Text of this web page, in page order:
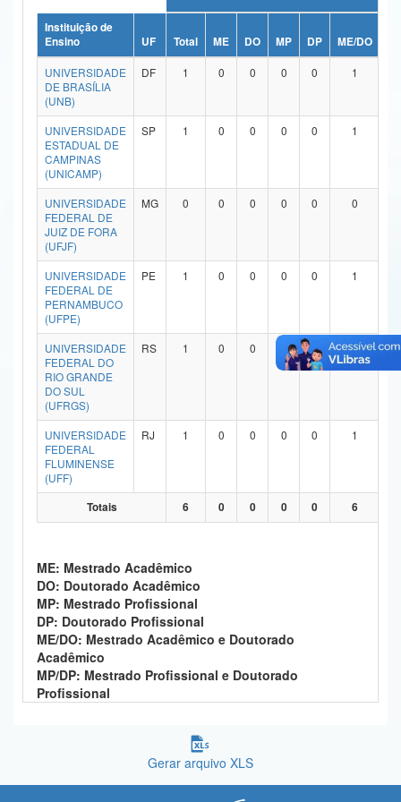
Ministério da Ciência, Tecnologia, Inovações e Comunicações
Ministério do Meio Ambiente
Ministério do Turismo
Ministério do Desenvolvimento Regional
Controladoria-Geral da União
Ministério da Mulher, da Família e dos Direitos Humanos
Secretaria-Geral
Secretaria de Governo
Gabinete de Segurança Institucional
Advocacia-Geral da União
Banco Central do Brasil
Instituição de
Ensino
UF Total ME DO MP DP ME/DO
UNIVERSIDADE
DE BRASÍLIA
(UNB)
DF 1 0 0 0 0 1
UNIVERSIDADE
ESTADUAL DE
CAMPINAS
(UNICAMP)
SP 1 0 0 0 0 1
UNIVERSIDADE
FEDERAL DE
JUIZ DE FORA
(UFJF)
MG 0 0 0 0 0 0
UNIVERSIDADE
FEDERAL DE
PERNAMBUCO
(UFPE)
PE 1 0 0 0 0 1
UNIVERSIDADE
FEDERAL DO
RIO GRANDE
DO SUL
(UFRGS)
RS 1 0 0 0 1
UNIVERSIDADE
FEDERAL
FLUMINENSE
(UFF)
RJ 1 0 0 0 0 1
Totais 6 0 0 0 0 6
ME: Mestrado Acadêmico
DO: Doutorado Acadêmico
MP: Mestrado Profissional
DP: Doutorado Profissional
ME/DO: Mestrado Acadêmico e Doutorado
Acadêmico
MP/DP: Mestrado Profissional e Doutorado
Profissional
Gerar arquivo XLS